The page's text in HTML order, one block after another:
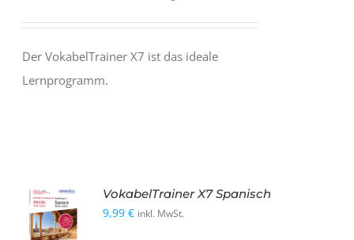
Der VokabelTrainer X7 ist das ideale
Lernprogramm.
IN DEN
WARENKORB
VokabelTrainer X7 Spanisch
9,99€ inkl. MwSt.